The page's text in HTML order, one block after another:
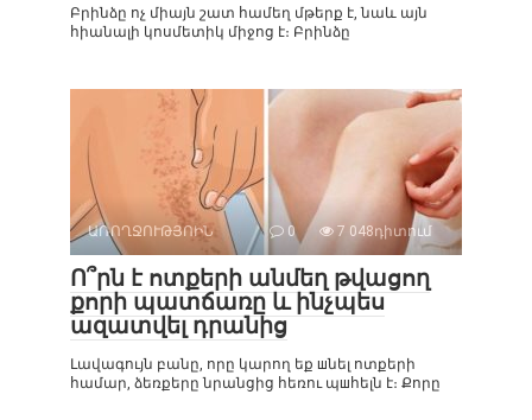
Բրինձը ոչ միայն շատ համեղ մթերք է, նաև այն
հիանալի կոսմետիկ միջոց է։ Բրինձը
ԱՌՈՂՋՈՒԹՅՈԻՆ 0 7 048դիտում
Ո՞րն է ոտքերի անմեղ թվացող
քորի պատճառը և ինչպես
ազատվել դրանից
Լավագույն բանը, որը կարող եք шնել ոտքերի
համար, ձեռքերը նրանցից հեռու պшհելն է։ Քորը